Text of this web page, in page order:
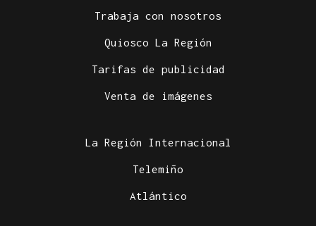
Trabaja con nosotros
Quiosco La Región
Tarifas de publicidad
Venta de imágenes
La Región Internacional
Telemiño
Atlántico